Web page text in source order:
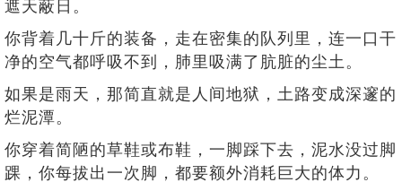
遮天蔽日。
你背着几十斤的装备，走在密集的队列里，连一口干
净的空气都呼吸不到，肺里吸满了肮脏的尘土。
如果是雨天，那简直就是人间地狱，土路变成深邃的
烂泥潭。
你穿着简陋的草鞋或布鞋，一脚踩下去，泥水没过脚
踝，你每拔出一次脚，都要额外消耗巨大的体力。